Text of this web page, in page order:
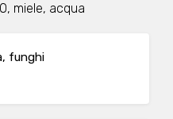
miele, acqua
funghi